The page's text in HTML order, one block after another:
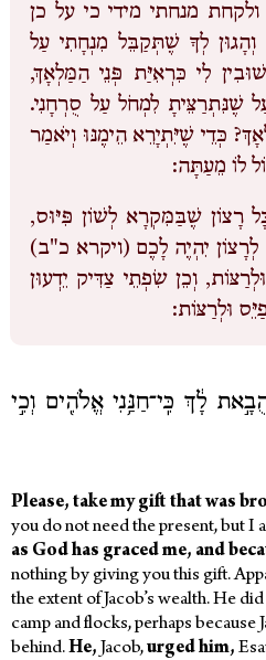
מנחתי מידי כי על כן
וְהָגוּן לְךָ שֶׁתְּקַבֵּל מִנְחָתִי עַל
לִי כִּרְאִיַּת פְּנֵי הַמַּלְאָךְ,
שֶׁנִּתְרַצֵּיתָ לִמְחֹל עַל סֻרְחָנִי.
כְּדֵי שֶׁיִּתְיָרֵא הֵימֶנּוּ וְיֹאמַר
לוֹ מֵעַתָּה:
רָצוֹן שֶׁבַּמִּקְרָא לְשׁוֹן פִּיּוּס,
לְרָצוֹן יִהְיֶה לָכֶם (ויקרא כ"ב)
וְכֵן שִׂפְתֵי צַדִּיק יֵדְעוּן
וּלְרַצּוֹת:
לָ֔ךְ כִּֽי־חַנַּ֥נִי אֱלֹהִ֖ים וְכִ֣י
Please, take my gift that was
you do not need the present, but I
as God has graced me, and
nothing by giving you this gift.
the extent of Jacob’s wealth. He
camp and flocks, perhaps because
behind.He, Jacob,urged him,